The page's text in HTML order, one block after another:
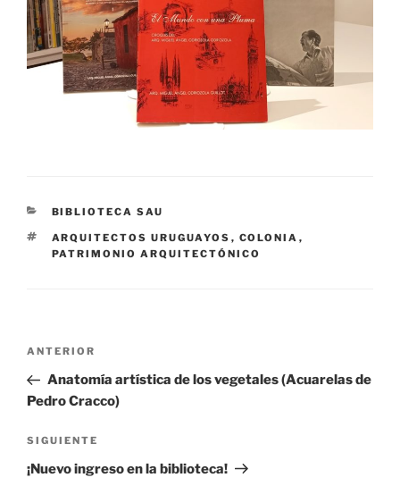
CATEGORÍAS
BIBLIOTECA SAU
ETIQUETAS
ARQUITECTOS URUGUAYOS , COLONIA ,
PATRIMONIO ARQUITECTÓNICO
Navegación
entradas
Entrada
anterior:
ANTERIOR
Anatomía artística de los vegetales (Acuarelas de
Pedro Cracco)
Siguiente
entrada
SIGUIENTE
¡Nuevo ingreso en la biblioteca!